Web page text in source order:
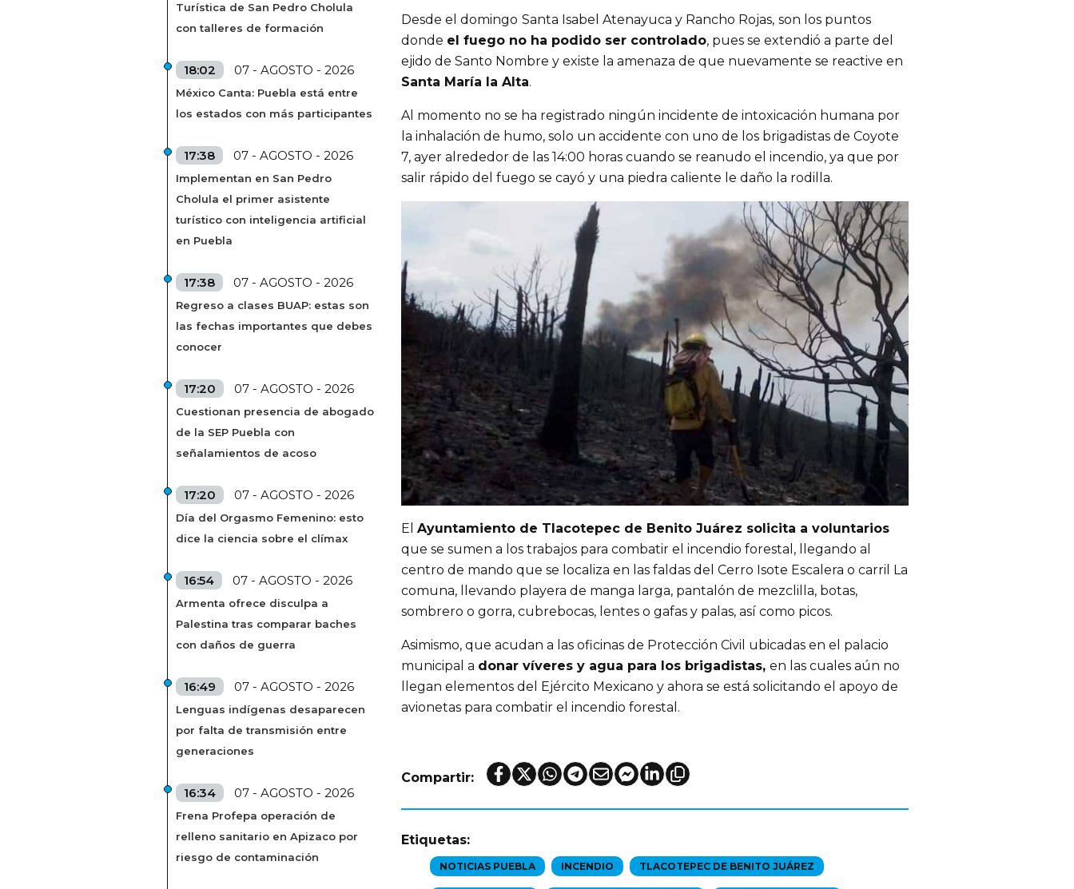
Turística de San Pedro Cholula
con talleres de formación
18:02 07 - AGOSTO - 2026
México Canta: Puebla está entre
los estados con más participantes
17:38 07 - AGOSTO - 2026
Implementan en San Pedro
Cholula el primer asistente
turístico con inteligencia artificial
en Puebla
17:38 07 - AGOSTO - 2026
Regreso a clases BUAP: estas son
las fechas importantes que debes
conocer
17:20 07 - AGOSTO - 2026
Cuestionan presencia de abogado
de la SEP Puebla con
señalamientos de acoso
17:20 07 - AGOSTO - 2026
Día del Orgasmo Femenino: esto
dice la ciencia sobre el clímax
16:54 07 - AGOSTO - 2026
Armenta ofrece disculpa a
Palestina tras comparar baches
con daños de guerra
16:49 07 - AGOSTO - 2026
Lenguas indígenas desaparecen
por falta de transmisión entre
generaciones
16:34 07 - AGOSTO - 2026
Frena Profepa operación de
relleno sanitario en Apizaco por
riesgo de contaminación
Desde el domingo Santa Isabel Atenayuca y Rancho Rojas, son los puntos
donde el fuego no ha podido ser controlado, pues se extendió a parte del
ejido de Santo Nombre y existe la amenaza de que nuevamente se reactive en
Santa María la Alta.
Al momento no se ha registrado ningún incidente de intoxicación humana por
la inhalación de humo, solo un accidente con uno de los brigadistas de Coyote
7, ayer alrededor de las 14:00 horas cuando se reanudo el incendio, ya que por
salir rápido del fuego se cayó y una piedra caliente le daño la rodilla.
El Ayuntamiento de Tlacotepec de Benito Juárez solicita a voluntarios
que se sumen a los trabajos para combatir el incendio forestal, llegando al
centro de mando que se localiza en las faldas del Cerro Isote Escalera o carril La
comuna, llevando playera de manga larga, pantalón de mezclilla, botas,
sombrero o gorra, cubrebocas, lentes o gafas y palas, así como picos.
Asimismo, que acudan a las oficinas de Protección Civil ubicadas en el palacio
municipal a donar víveres y agua para los brigadistas, en las cuales aún no
llegan elementos del Ejército Mexicano y ahora se está solicitando el apoyo de
avionetas para combatir el incendio forestal.
Compartir:
Etiquetas:
NOTICIAS PUEBLA INCENDIO TLACOTEPEC DE BENITO JUÁREZ